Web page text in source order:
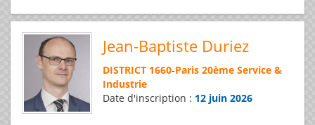
Jean-Baptiste Duriez
DISTRICT 1660-Paris 20ème Service &
Industrie
Date d'inscription : 12 juin 2026